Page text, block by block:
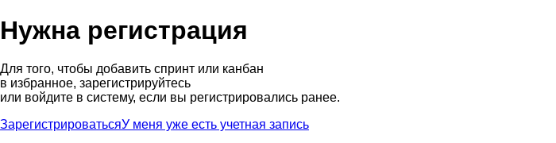
Нужна регистрация
Для того, чтобы добавить спринт или канбан
в избранное, зарегистрируйтесь
или войдите в систему, если вы регистрировались ранее.
ЗарегистрироватьсяУ меня уже есть учетная запись